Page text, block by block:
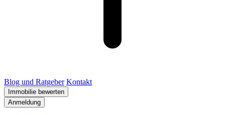
Blog und Ratgeber Kontakt
Immobilie bewerten
Anmeldung